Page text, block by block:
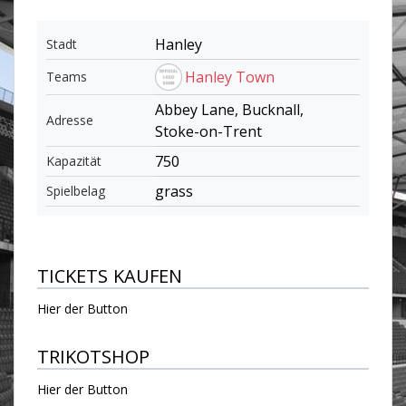
Stadt Hanley
Teams Hanley Town
Adresse
Abbey Lane, Bucknall,
Stoke-on-Trent
Kapazität 750
Spielbelag grass
TICKETS KAUFEN
Hier der Button
TRIKOTSHOP
Hier der Button